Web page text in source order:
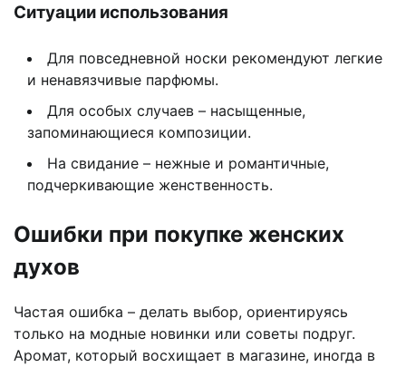
Ситуации использования
Для повседневной носки рекомендуют легкие
и ненавязчивые парфюмы.
Для особых случаев – насыщенные,
запоминающиеся композиции.
На свидание – нежные и романтичные,
подчеркивающие женственность.
Ошибки при покупке женских
духов
Частая ошибка – делать выбор, ориентируясь
только на модные новинки или советы подруг.
Аромат, который восхищает в магазине, иногда в